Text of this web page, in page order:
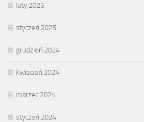
luty 2025
styczeń 2025
grudzień 2024
kwiecień 2024
marzec 2024
styczeń 2024